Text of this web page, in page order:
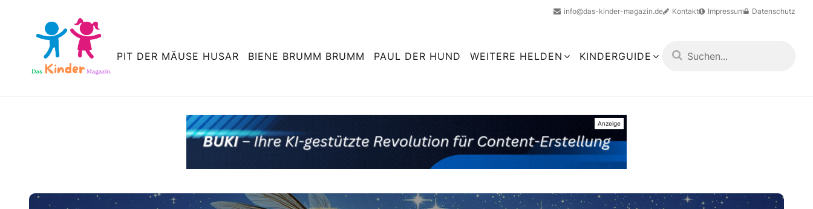
info@das-kinder-magazin.de Kontakt Impressum Datenschutz
PIT DER MÄUSE HUSAR BIENE BRUMM BRUMM PAUL DER HUND WEITERE HELDEN KINDERGUIDE